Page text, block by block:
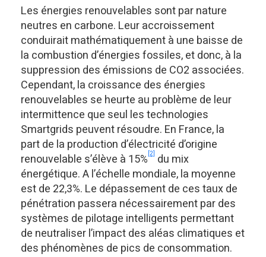
Les énergies renouvelables sont par nature
neutres en carbone. Leur accroissement
conduirait mathématiquement à une baisse de
la combustion d’énergies fossiles, et donc, à la
suppression des émissions de CO2 associées.
Cependant, la croissance des énergies
renouvelables se heurte au problème de leur
intermittence que seul les technologies
Smartgrids peuvent résoudre. En France, la
part de la production d’électricité d’origine
renouvelable s’élève à 15% [2] du mix
énergétique. A l’échelle mondiale, la moyenne
est de 22,3%. Le dépassement de ces taux de
pénétration passera nécessairement par des
systèmes de pilotage intelligents permettant
de neutraliser l’impact des aléas climatiques et
des phénomènes de pics de consommation.